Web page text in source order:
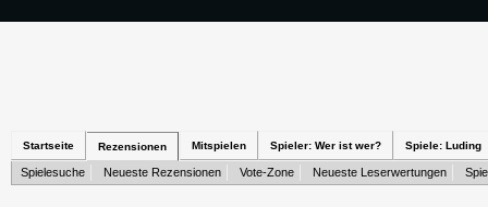
Startseite Rezensionen Mitspielen Spieler: Wer ist wer? Spiele: Luding
Spielesuche Neueste Rezensionen Vote-Zone Neueste Leserwertungen